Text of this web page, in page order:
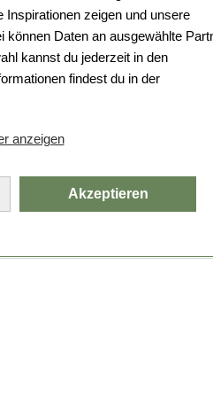
zeigen und unsere
können Daten an ausgewählte
kannst du jederzeit in den
findest du in der
anzeigen
Akzeptieren
Fehler aufgetreten.
die Seite neu.